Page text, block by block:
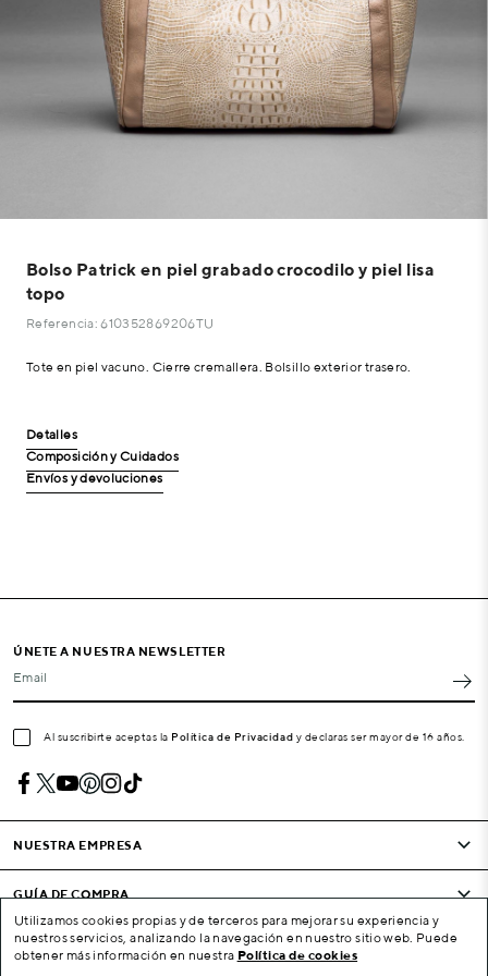
Bolso Patrick en piel grabado crocodilo y piel lisa
topo
Referencia: 610352869206TU
Tote en piel vacuno. Cierre cremallera. Bolsillo exterior trasero.
Detalles
Composición y Cuidados
Envíos y devoluciones
ÚNETE A NUESTRA NEWSLETTER
Email
Al suscribirte aceptas la Política de Privacidad y declaras ser mayor de 16 años.
NUESTRA EMPRESA
GUÍA DE COMPRA
CONDICIONES Y EMPRESA
Utilizamos cookies propias y de terceros para mejorar su experiencia y
nuestros servicios, analizando la navegación en nuestro sitio web. Puede
obtener más información en nuestra Política de cookies